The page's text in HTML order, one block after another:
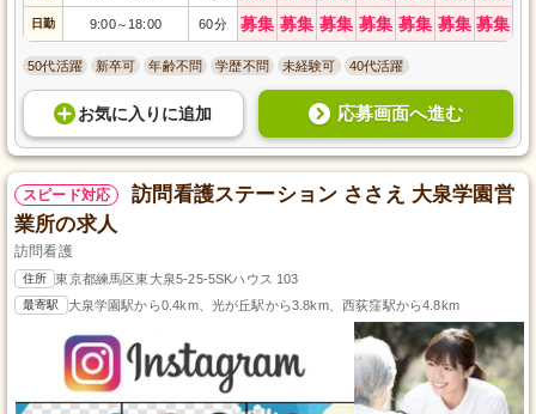
日勤 9:00～ 18:00 60分 募集 募集 募集 募集 募集 募集 募集
50代活躍 新卒可 年齢不問 学歴不問 未経験可 40代活躍
お気に入り に追加 応募画面へ進む
スピード対応
訪問看護ステーション ささえ 大泉学園営
業所の求人
訪問看護
住所 東京都練馬区東大泉5-25-5SKハウス 103
最寄駅 大泉学園駅から0.4km、光が丘駅から3.8km、西荻窪駅から4.8km